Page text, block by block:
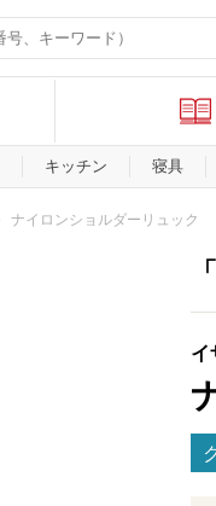
キッチン 寝具
ナイロンショルダーリュック
イ